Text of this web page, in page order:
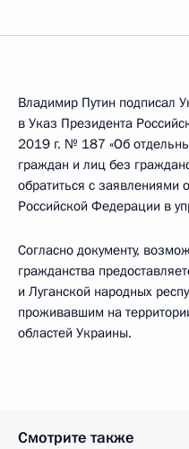
Владимир Путин подписал
в Указ Президента
2019 г. № 187 «Об
граждан и лиц без
обратиться с заявлениями
Российской Федерации в
Согласно документу,
гражданства
и Луганской народных
проживавшим на
областей Украины.
Смотрите также